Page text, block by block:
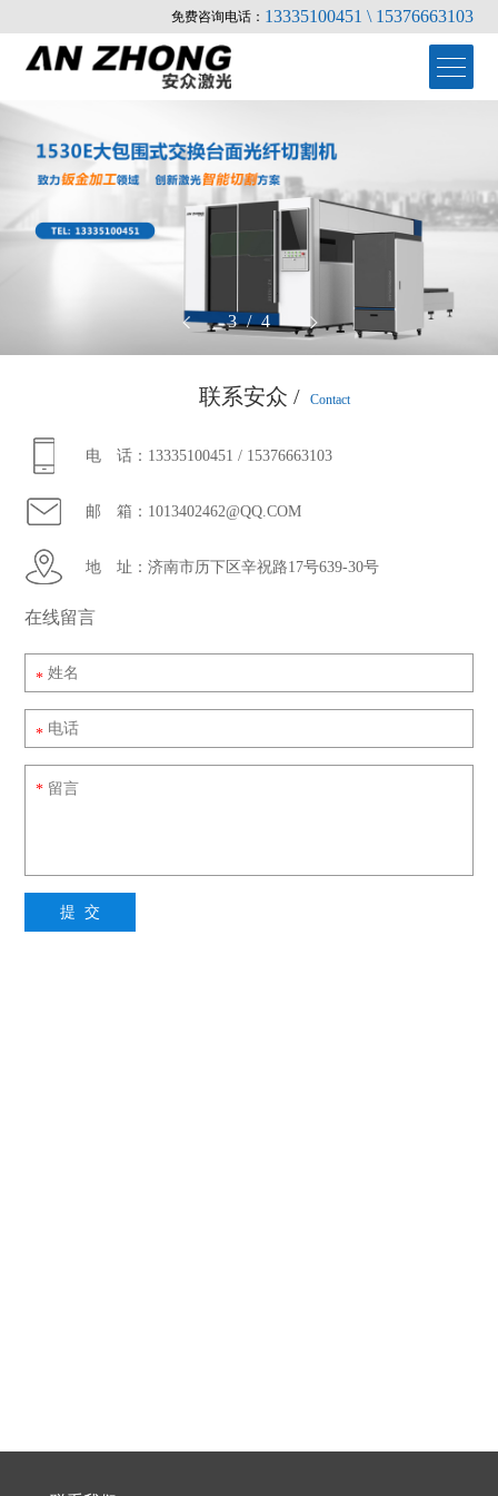
免费咨询电话： 13335100451 \ 15376663103
产品中心
关于安众
新闻资讯
联系安众
3 / 4
联系安众 / Contact
电 话： 13335100451 / 15376663103
邮 箱：1013402462@QQ.COM
地 址：济南市历下区辛祝路17号639-30号
在线留言